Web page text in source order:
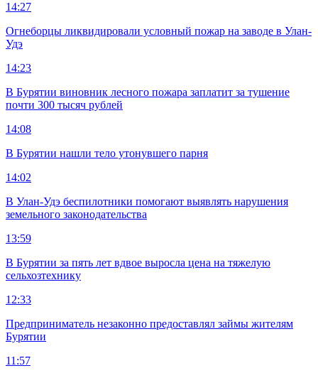
14:27
Огнеборцы ликвидировали условный пожар на заводе в Улан-
Удэ
14:23
В Бурятии виновник лесного пожара заплатит за тушение
почти 300 тысяч рублей
14:08
В Бурятии нашли тело утонувшего парня
14:02
В Улан-Удэ беспилотники помогают выявлять нарушения
земельного законодательства
13:59
В Бурятии за пять лет вдвое выросла цена на тяжелую
сельхозтехнику
12:33
Предприниматель незаконно предоставлял займы жителям
Бурятии
11:57